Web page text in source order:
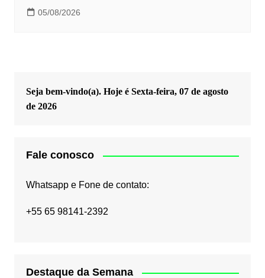
05/08/2026
Seja bem-vindo(a). Hoje é Sexta-feira, 07 de agosto
de 2026
Fale conosco
Whatsapp e Fone de contato:
+55 65 98141-2392
Destaque da Semana